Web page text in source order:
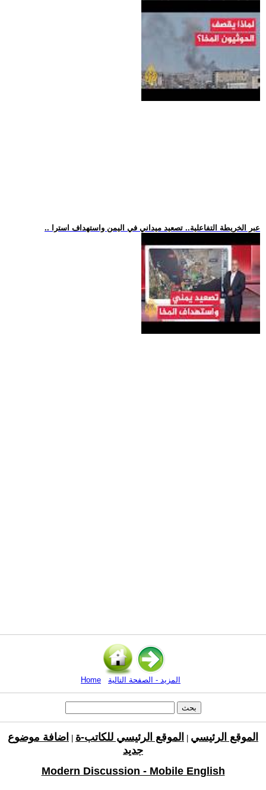
.. عبر الخريطة التفاعلية.. تصعيد ميداني في اليمن واستهداف استرا
Home المزيد - الصفحة التالية
الموقع الرئيسي الموقع الرئيسي للكاتب-ة
اضافة موضوع
جديد
Modern Discussion - Mobile English